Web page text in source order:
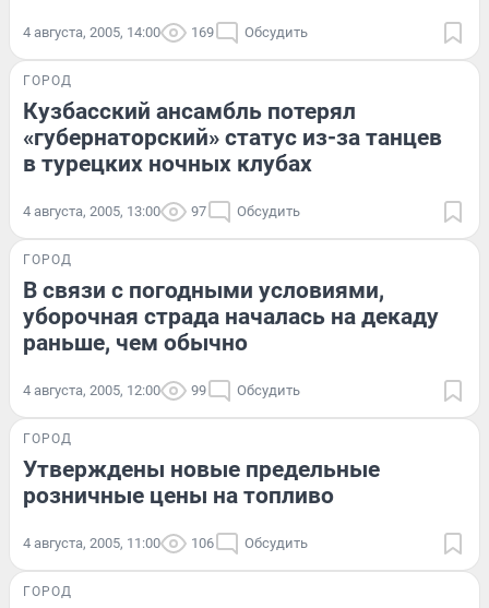
4 августа, 2005, 14:00 169 Обсудить
ГОРОД
Кузбасский ансамбль потерял
«губернаторский» статус из-за танцев
в турецких ночных клубах
4 августа, 2005, 13:00 97 Обсудить
ГОРОД
В связи с погодными условиями,
уборочная страда началась на декаду
раньше, чем обычно
4 августа, 2005, 12:00 99 Обсудить
ГОРОД
Утверждены новые предельные
розничные цены на топливо
4 августа, 2005, 11:00 106 Обсудить
ГОРОД